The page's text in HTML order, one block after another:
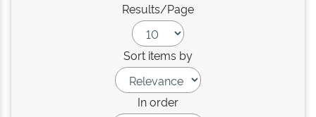
Results/Page
Sort items by
In order